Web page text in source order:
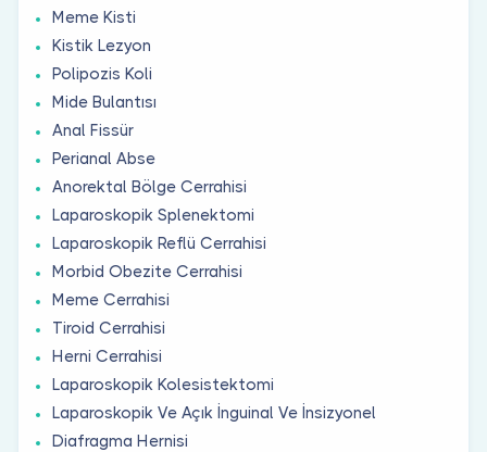
Meme Kisti
Kistik Lezyon
Polipozis Koli
Mide Bulantısı
Anal Fissür
Perianal Abse
Anorektal Bölge Cerrahisi
Laparoskopik Splenektomi
Laparoskopik Reflü Cerrahisi
Morbid Obezite Cerrahisi
Meme Cerrahisi
Tiroid Cerrahisi
Herni Cerrahisi
Laparoskopik Kolesistektomi
Laparoskopik Ve Açık İnguinal Ve İnsizyonel
Diafragma Hernisi